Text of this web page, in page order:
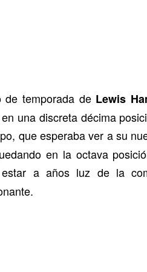
de temporada de Lewis
una discreta décima
que esperaba ver a su
en la octava
estar a años luz de la